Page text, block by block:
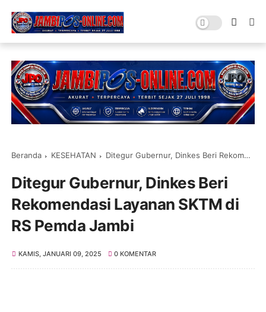
Beranda KESEHATAN Ditegur Gubernur, Dinkes Beri Rekomendasi Layanan SKTM di RS Pemda Jambi
Ditegur Gubernur, Dinkes Beri
Rekomendasi Layanan SKTM di
RS Pemda Jambi
KAMIS, JANUARI 09, 2025 0 KOMENTAR